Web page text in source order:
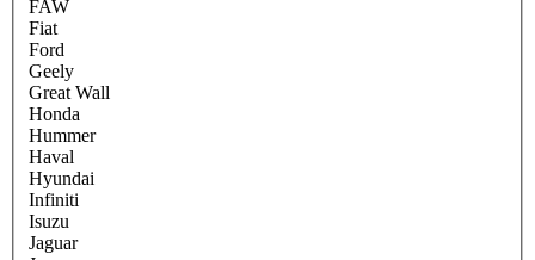
FAW
Fiat
Ford
Geely
Great Wall
Honda
Hummer
Haval
Hyundai
Infiniti
Isuzu
Jaguar